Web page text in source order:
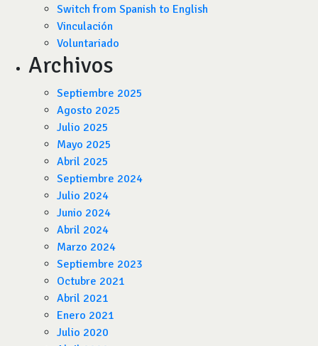
Switch from Spanish to English
Vinculación
Voluntariado
Archivos
Septiembre 2025
Agosto 2025
Julio 2025
Mayo 2025
Abril 2025
Septiembre 2024
Julio 2024
Junio 2024
Abril 2024
Marzo 2024
Septiembre 2023
Octubre 2021
Abril 2021
Enero 2021
Julio 2020